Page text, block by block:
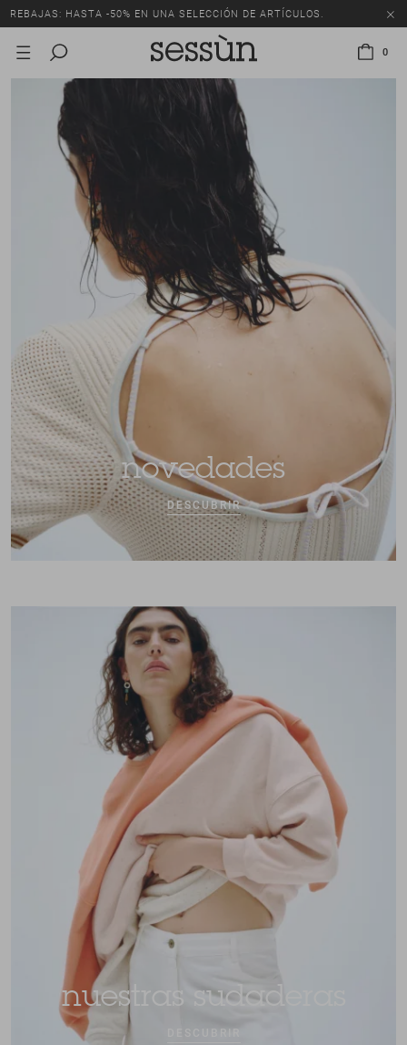
REBAJAS: HASTA -50% EN UNA SELECCIÓN DE ARTÍCULOS.
0
novedades
DESCUBRIR
nuestras sudaderas